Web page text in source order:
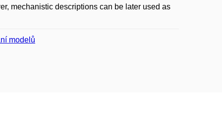
mechanistic descriptions can be later used as
modelů